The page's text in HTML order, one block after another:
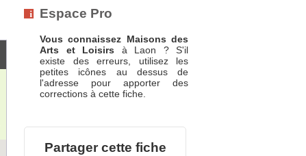
Espace Pro
Vous connaissez Maisons des
Arts et Loisirs à Laon ? S'il
existe des erreurs, utilisez les
petites icônes au dessus de
l'adresse pour apporter des
corrections à cette fiche.
Partager cette fiche